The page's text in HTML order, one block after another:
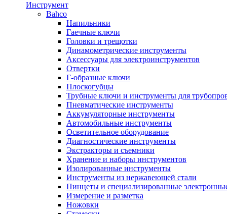
Инструмент
Bahco
Напильники
Гаечные ключи
Головки и трещотки
Динамометрические инструменты
Аксессуары для электроинструментов
Отвертки
Г-образные ключи
Плоскогубцы
Трубные ключи и инструменты для
Пневматические инструменты
Аккумуляторные инструменты
Автомобильные инструменты
Осветительное оборудование
Диагностические инструменты
Экстракторы и съемники
Хранение и наборы инструментов
Изолированные инструменты
Инструменты из нержавеющей стали
Пинцеты и специализированные
Измерение и разметка
Ножовки